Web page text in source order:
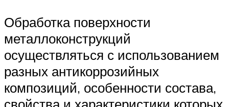
Обработка поверхности
металлоконструкций
осуществляться с использованием
разных антикоррозийных
композиций, особенности состава,
свойства и характеристики которых